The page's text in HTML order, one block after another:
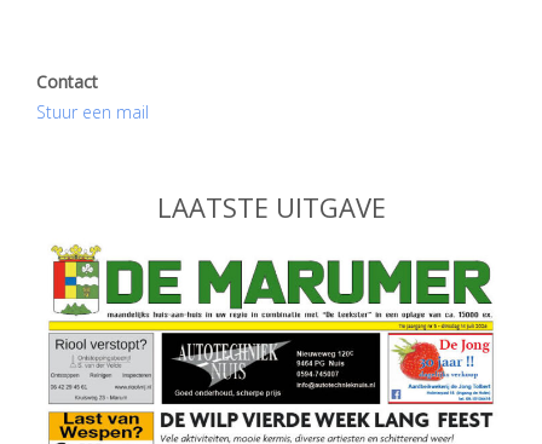
Contact
Stuur een mail
LAATSTE UITGAVE